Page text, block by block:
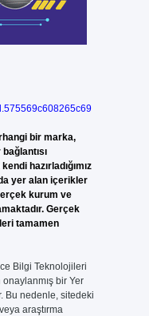
bir marka,
hazırladığımız
yer alan içerikler
kurum ve
Gerçek
tamamen
Bilgi Teknolojileri
bir Yer
Bu nedenle, sitedeki
araştırma